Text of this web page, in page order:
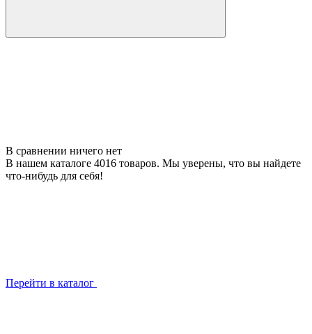
В сравнении ничего нет
В нашем каталоге 4016 товаров. Мы уверены, что вы найдете
что-нибудь для себя!
Перейти в каталог